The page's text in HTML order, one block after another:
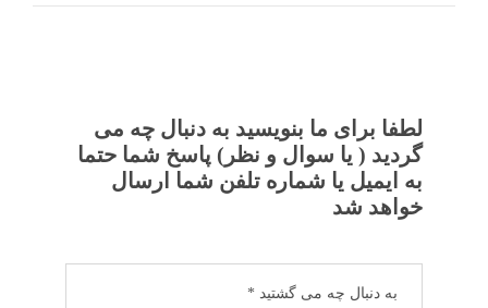
لطفا برای ما بنویسید به دنبال چه می
گردید ( یا سوال و نظر) پاسخ شما حتما
به ایمیل یا شماره تلفن شما ارسال
خواهد شد